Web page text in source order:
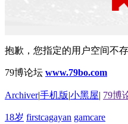
抱歉，您指定的用户空间不
79博论坛 www.79bo.com
Archiver|手机版|小黑屋| 79博
18岁 firstcagayan gamcare